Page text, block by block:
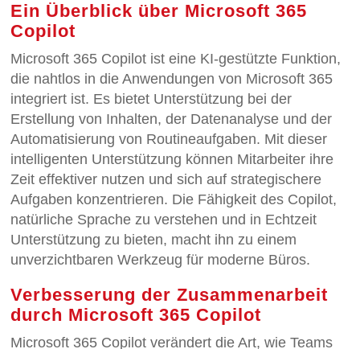
Ein Überblick über Microsoft 365
Copilot
Microsoft 365 Copilot ist eine KI-gestützte Funktion,
die nahtlos in die Anwendungen von Microsoft 365
integriert ist. Es bietet Unterstützung bei der
Erstellung von Inhalten, der Datenanalyse und der
Automatisierung von Routineaufgaben. Mit dieser
intelligenten Unterstützung können Mitarbeiter ihre
Zeit effektiver nutzen und sich auf strategischere
Aufgaben konzentrieren. Die Fähigkeit des Copilot,
natürliche Sprache zu verstehen und in Echtzeit
Unterstützung zu bieten, macht ihn zu einem
unverzichtbaren Werkzeug für moderne Büros.
Verbesserung der Zusammenarbeit
durch Microsoft 365 Copilot
Microsoft 365 Copilot verändert die Art, wie Teams